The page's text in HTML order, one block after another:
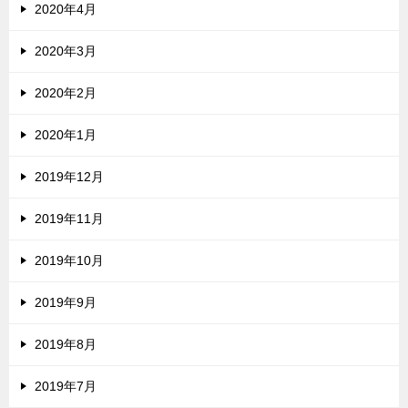
2020年4月
2020年3月
2020年2月
2020年1月
2019年12月
2019年11月
2019年10月
2019年9月
2019年8月
2019年7月